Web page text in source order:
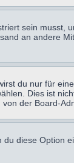
sein musst,
an andere
du nur für
Dies ist
der Board-
diese